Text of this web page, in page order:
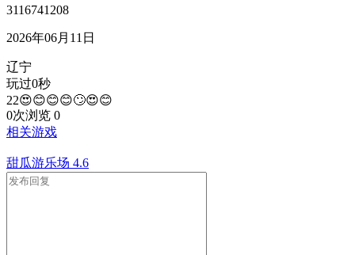
3116741208
2026年06月11日
辽宁
玩过0秒
22😍😊😊😊🙄😍😊
0次浏览 0
相关游戏
甜瓜游乐场 4.6